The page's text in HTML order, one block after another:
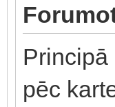
pēc